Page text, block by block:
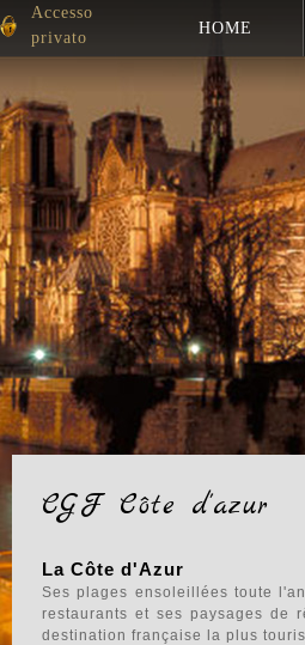
Accesso
privato
HOME
CGF Côte d'azur
La Côte d'Azur
Ses plages ensoleillées toute
restaurants et ses paysages de
destination française la plus